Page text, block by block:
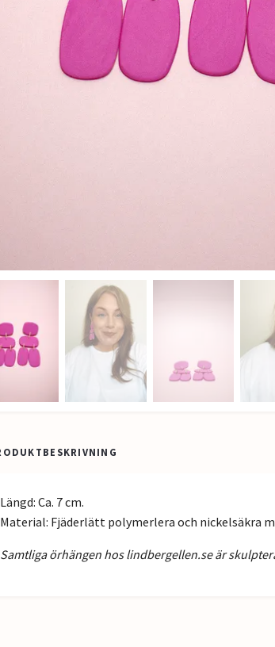
Längd: Ca. 7 cm.
Material: Fjäderlätt polymerlera och nickelsäkra
Samtliga örhängen hos lindbergellen.se är